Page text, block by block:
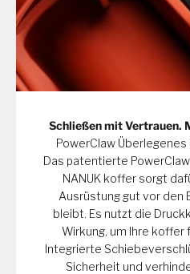
Schließen mit Vertrauen.
PowerClaw
Das patentierte
NANUK koffer sorgt
Ausrüstung gut vor den
bleibt. Es nutzt die
Wirkung, um Ihre koffer
Integrierte
Sicherheit und